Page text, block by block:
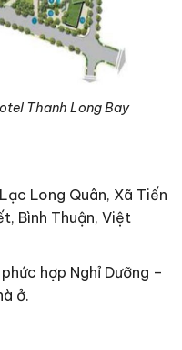
Thanh Long Bay
Long Quân, Xã Tiến
Bình Thuận, Việt
hợp Nghỉ Dưỡng –
ở.